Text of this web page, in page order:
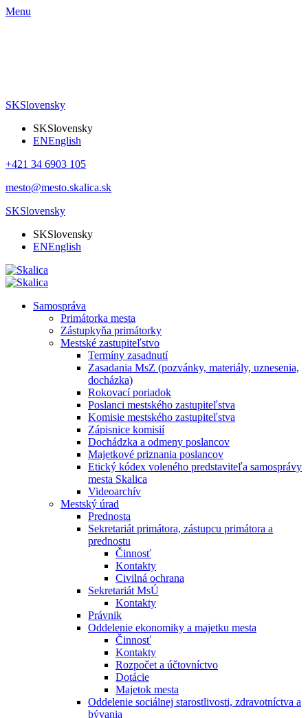
Menu
SKSlovensky
SKSlovensky
ENEnglish
+421 34 6903 105
mesto@mesto.skalica.sk
SKSlovensky
SKSlovensky
ENEnglish
Samospráva
Primátorka mesta
Zástupkyňa primátorky
Mestské zastupiteľstvo
Termíny zasadnutí
Zasadania MsZ (pozvánky, materiály, uznesenia,
docházka)
Rokovací poriadok
Poslanci mestského zastupiteľstva
Komisie mestského zastupiteľstva
Zápisnice komisií
Dochádzka a odmeny poslancov
Majetkové priznania poslancov
Etický kódex voleného predstaviteľa samosprávy
mesta Skalica
Videoarchív
Mestský úrad
Prednosta
Sekretariát primátora, zástupcu primátora a
prednostu
Činnosť
Kontakty
Civilná ochrana
Sekretariát MsÚ
Kontakty
Právnik
Oddelenie ekonomiky a majetku mesta
Činnosť
Kontakty
Rozpočet a účtovníctvo
Dotácie
Majetok mesta
Oddelenie sociálnej starostlivosti, zdravotníctva a
bývania